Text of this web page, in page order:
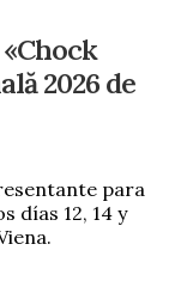
2026 de
para
días 12, 14 y